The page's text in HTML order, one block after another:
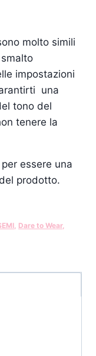
molto simili
impostazioni
una
tono del
tenere la
essere una
prodotto.
Dare to Wear,